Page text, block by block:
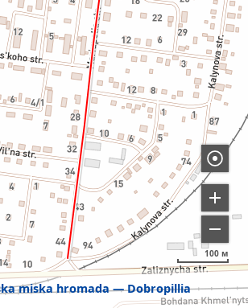
miska hromada Dobropillia
100 м